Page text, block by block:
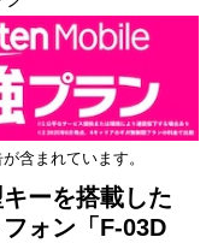
含まれています。
ーを搭載した
ォン「F-03D